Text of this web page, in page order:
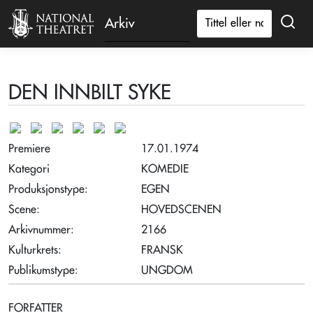
Arkiv
DEN INNBILT SYKE
Premiere
17.01.1974
Kategori
KOMEDIE
Produksjonstype:
EGEN
Scene:
HOVEDSCENEN
Arkivnummer:
2166
Kulturkrets:
FRANSK
Publikumstype:
UNGDOM
FORFATTER